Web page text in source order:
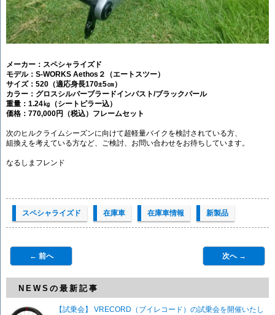
メーカー：スペシャライズド
モデル：S-WORKS Aethos２（エートスツー）
サイズ：520（適応身長170±5㎝）
カラー：グロスシルバーブラードインパスト/ブラックパール
重量：1.24㎏（シートピラー込）
価格：770,000円（税込）フレームセット
次のヒルクライムシーズンに向けて超軽量バイクを検討されている方、
組換えを考えている方など、ご検討、お問い合わせをお待ちしています。
なるしまフレンド
スペシャライズド 在庫車 在庫車情報 新製品
← 前へ 次へ →
NEWSの最新記事
【試乗会】 VRECORD（ブイレコード）の試乗会を開催いたし